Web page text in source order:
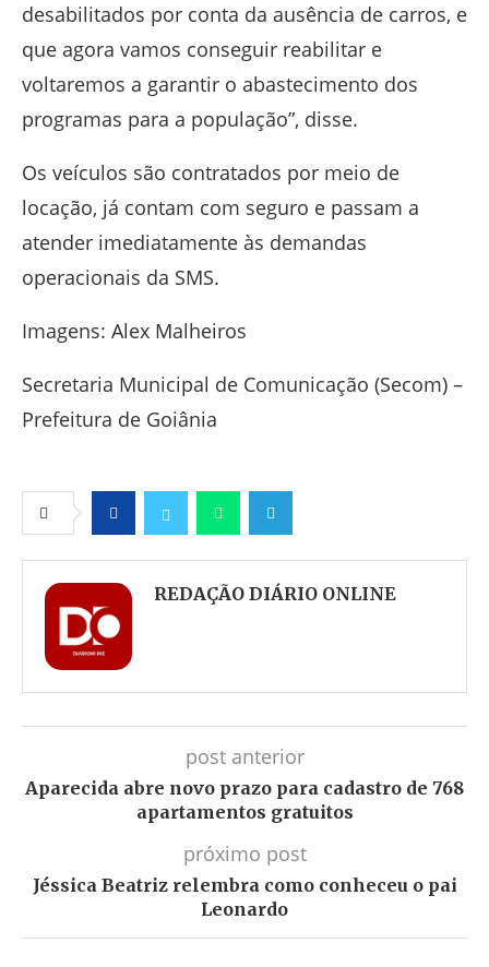
desabilitados por conta da ausência de carros, e
que agora vamos conseguir reabilitar e
voltaremos a garantir o abastecimento dos
programas para a população”, disse.
Os veículos são contratados por meio de
locação, já contam com seguro e passam a
atender imediatamente às demandas
operacionais da SMS.
Imagens: Alex Malheiros
Secretaria Municipal de Comunicação (Secom) –
Prefeitura de Goiânia
FacebookTwitter WhatsappTelegram
REDAÇÃO DIÁRIO ONLINE
post anterior
Aparecida abre novo prazo para cadastro de 768
apartamentos gratuitos
próximo post
Jéssica Beatriz relembra como conheceu o pai
Leonardo